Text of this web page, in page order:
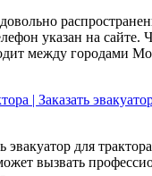
указан на сайте.
между городами
| Заказать
эвакуатор для
вызвать